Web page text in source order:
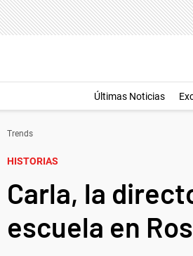
Últimas Noticias
Trends
HISTORIAS
Carla, la
escuela en